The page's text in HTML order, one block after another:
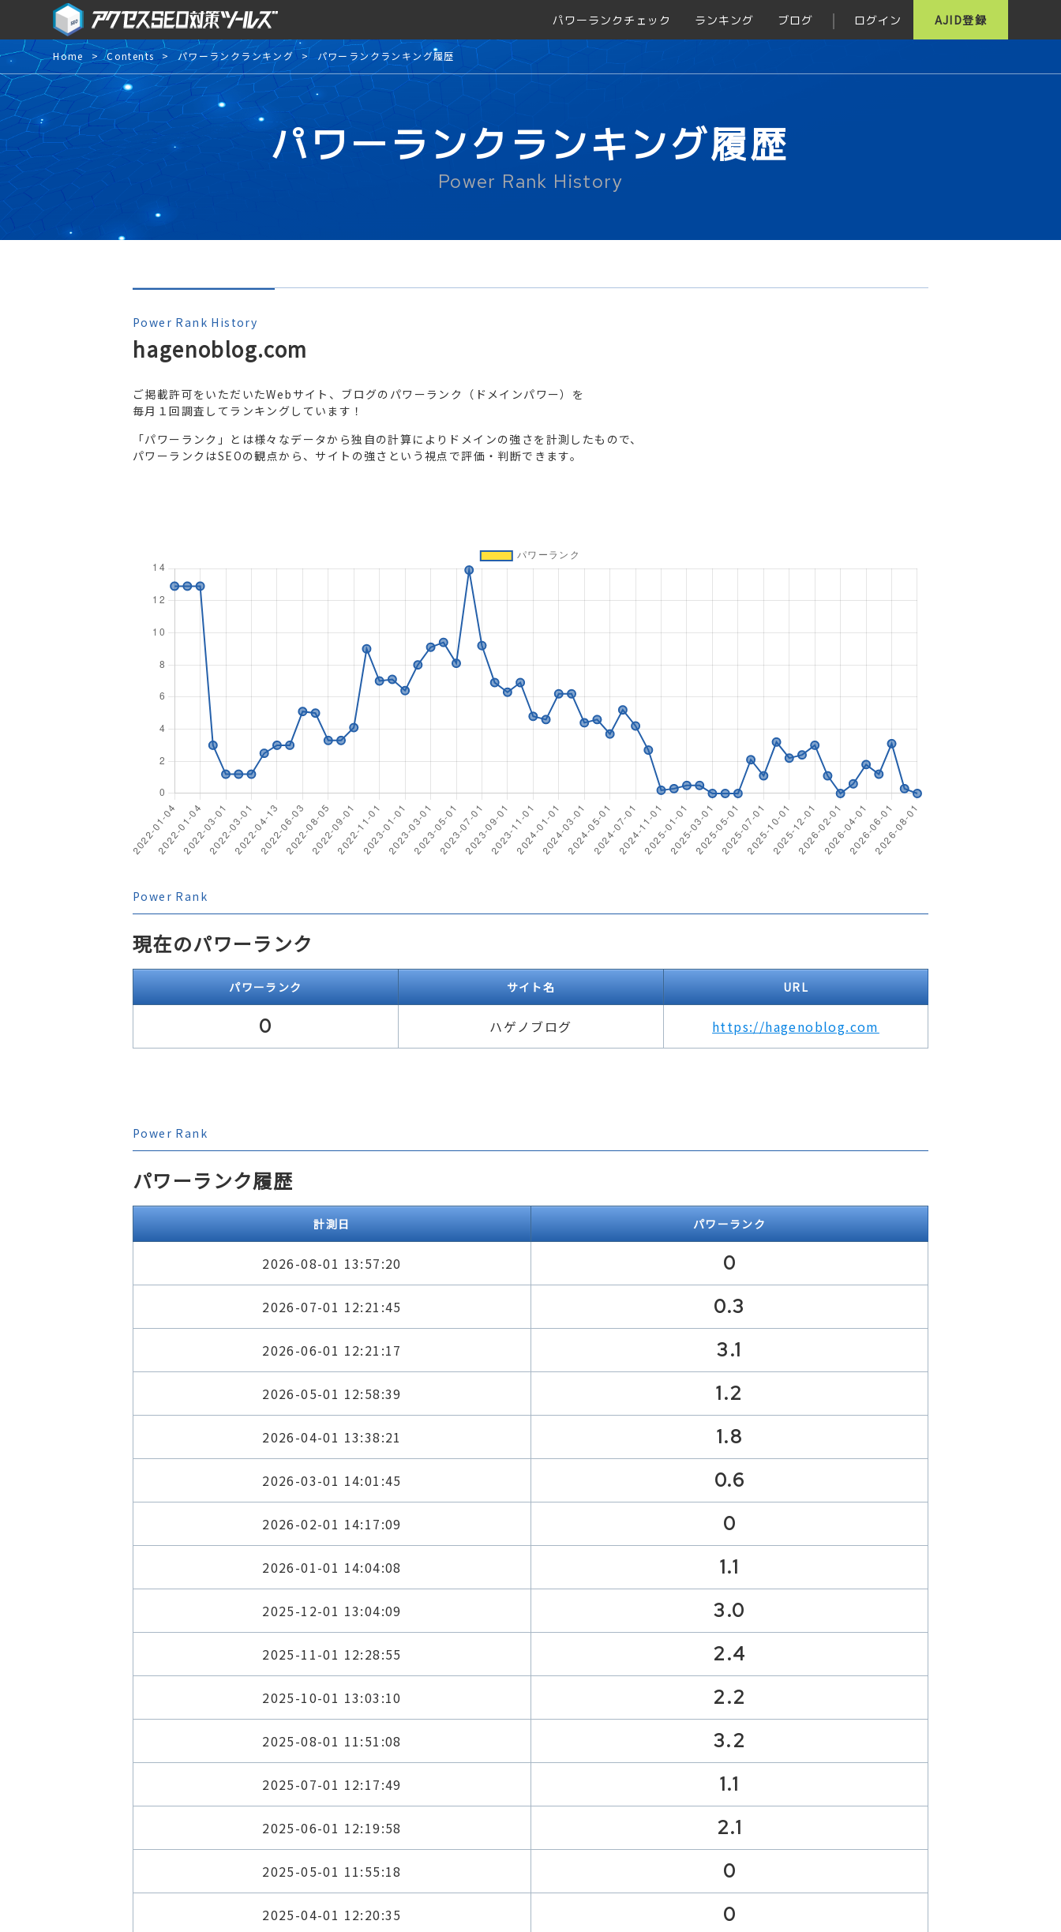
パワーランクチェック ランキング ブログ ログイン AJID登録
Home Contents パワーランクランキング パワーランクランキング履歴
パワーランクランキング履歴
Power Rank History
Power Rank History
hagenoblog.com
ご掲載許可をいただいたWebサイト、ブログのパワーランク（ドメインパワー）を
毎月１回調査してランキングしています！
「パワーランク」とは様々なデータから独自の計算によりドメインの強さを計測したもので、
パワーランクはSEOの観点から、サイトの強さという視点で評価・判断できます。
Power Rank
現在のパワーランク
パワーランク サイト名 URL
0 ハゲノブログ https://hagenoblog.com
Power Rank
パワーランク履歴
計測日 パワーランク
2026-08-01 13:57:20 0
2026-07-01 12:21:45 0.3
2026-06-01 12:21:17 3.1
2026-05-01 12:58:39 1.2
2026-04-01 13:38:21 1.8
2026-03-01 14:01:45 0.6
2026-02-01 14:17:09 0
2026-01-01 14:04:08 1.1
2025-12-01 13:04:09 3.0
2025-11-01 12:28:55 2.4
2025-10-01 13:03:10 2.2
2025-08-01 11:51:08 3.2
2025-07-01 12:17:49 1.1
2025-06-01 12:19:58 2.1
2025-05-01 11:55:18 0
2025-04-01 12:20:35 0